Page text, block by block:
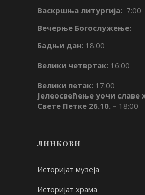
Васкршња литургија: 7:00
Вечерње Богослужење:
Бадњи дан: 18:00
Велики четвртак: 16:00
Велики петак: 17:00
Јелеосвећење уочи славе
Свете Петке 26.10. – 18:00
ЛИНКОВИ
Историјат музеја
Историјат храма